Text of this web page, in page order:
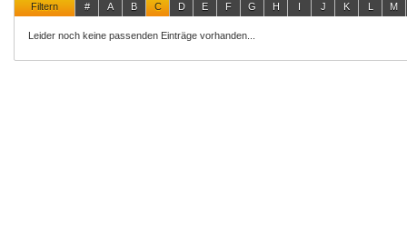
Filtern # A B C D E F G H I J K L M
Leider noch keine passenden Einträge vorhanden...